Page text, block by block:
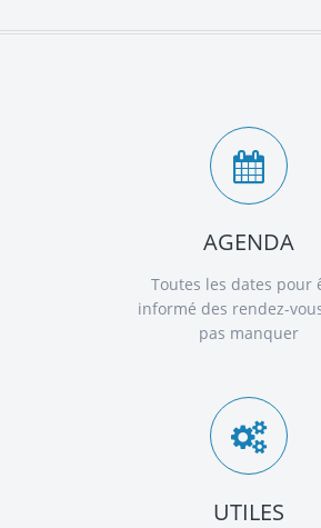
AGENDA
Toutes les dates pour
informé des rendez-
pas manquer
UTILES